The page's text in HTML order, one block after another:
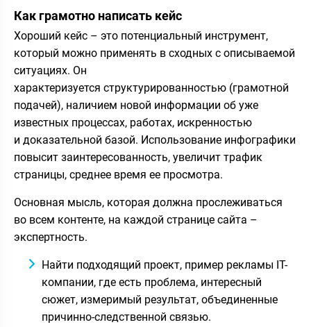
Как грамотно написать кейс
Хороший кейс – это потенциальный инструмент,
который можно применять в сходных с описываемой
ситуациях. Он
характеризуется структурированностью (грамотной
подачей), наличием новой информации об уже
известных процессах, работах, искренностью
и доказательной базой. Использование инфографики
повысит заинтересованность, увеличит трафик
страницы, среднее время ее просмотра.
Основная мысль, которая должна прослеживаться
во всем контенте, на каждой странице сайта –
экспертность.
Найти подходящий проект, пример рекламы IT-
компании, где есть проблема, интересный
сюжет, измеримый результат, объединенные
причинно-следственной связью.